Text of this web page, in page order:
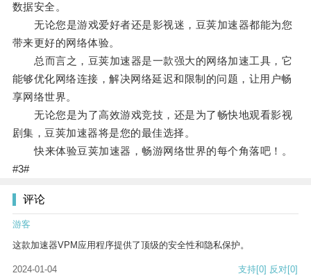
数据安全。
无论您是游戏爱好者还是影视迷，豆荚加速器都能为您
带来更好的网络体验。
总而言之，豆荚加速器是一款强大的网络加速工具，它
能够优化网络连接，解决网络延迟和限制的问题，让用户畅
享网络世界。
无论您是为了高效游戏竞技，还是为了畅快地观看影视
剧集，豆荚加速器将是您的最佳选择。
快来体验豆荚加速器，畅游网络世界的每个角落吧！。
#3#
评论
游客
这款加速器VPM应用程序提供了顶级的安全性和隐私保护。
2024-01-04 支持[0] 反对[0]